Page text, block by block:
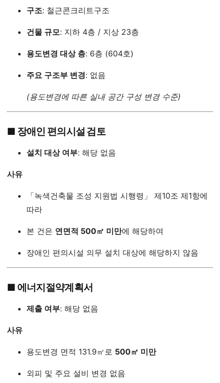
구조: 철근콘크리트구조
건물 규모: 지하 4층 / 지상 23층
용도변경 대상 층: 6층 (604호)
주요 구조부 변경: 없음
(용도변경에 따른 실내 공간 구성 변경 수준)
■ 장애인 편의시설 검토
설치 대상 여부: 해당 없음
사유
「녹색건축물 조성 지원법 시행령」 제10조 제1항에
따라
본 건은 연면적 500㎡ 미만에 해당하여
장애인 편의시설 의무 설치 대상에 해당하지 않음
■ 에너지절약계획서
제출 여부: 해당 없음
사유
용도변경 면적 131.9㎡로 500㎡ 미만
외피 및 주요 설비 변경 없음